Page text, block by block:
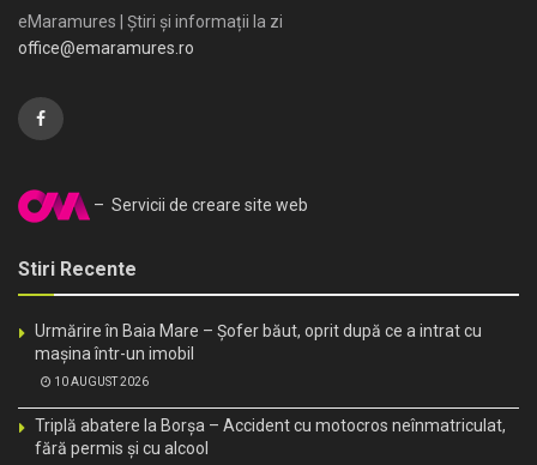
eMaramures | Știri și informații la zi
office@emaramures.ro
– Servicii de creare site web
Stiri Recente
Urmărire în Baia Mare – Șofer băut, oprit după ce a intrat cu
mașina într-un imobil
10 AUGUST 2026
Triplă abatere la Borșa – Accident cu motocros neînmatriculat,
fără permis și cu alcool